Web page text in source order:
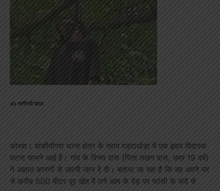
✍️ भागीरथी यादव
कोरबा। बांकीमोंगरा थाना क्षेत्र के ग्राम मड़वाधोड़ा में एक हृदय विदारक
घटना सामने आई है। गांव के विनय दास (पिता लछन दास, उम्र 19 वर्ष)
ने अज्ञात कारणों से अपनी जान दे दी। बताया जा रहा है कि वह अपने घर
से करीब 500 मीटर दूर खेत में लगे आम के पेड़ पर फांसी के फंदे से